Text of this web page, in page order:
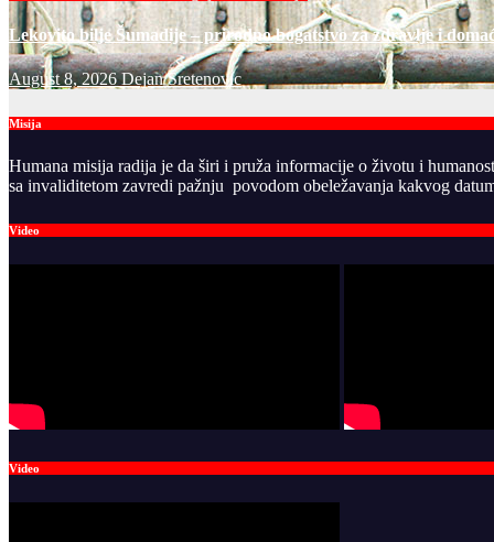
Lekovito bilje Šumadije – prirodno bogatstvo za zdravlje i
August 8, 2026Dejan Sretenovic
Misija
Humana misija radija je da širi i pruža informacije o životu i
sa invaliditetom zavredi pažnju povodom obeležavanja kakvog
Video
Video